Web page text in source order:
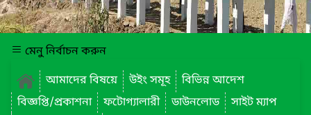
মেনু নির্বাচন করুন
আমাদের বিষয়ে
উইং সমূহ
বিভিন্ন আদেশ
বিজ্ঞপ্তি/প্রকাশনা
ফটোগ্যালারী ডাউনলোড
সাইট ম্যাপ